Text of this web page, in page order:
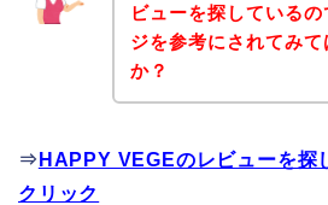
ビューを探している
ジを参考にされてみて
か？
⇒ HAPPY VEGEのレビューを探
クリック